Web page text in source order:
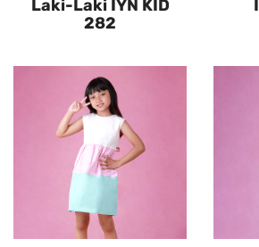
Laki-Laki IYN KID
282